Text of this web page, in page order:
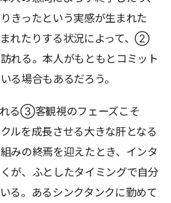
きったという実感が生まれた
れたりする状況によって、②
れる。本人がもともとコミット
る場合もあるだろう。
る③客観視のフェーズこそ
ルを成長させる大きな肝となる
みの終焉を迎えたとき、インタ
が、ふとしたタイミングで自分
る。あるシンクタンクに勤めて